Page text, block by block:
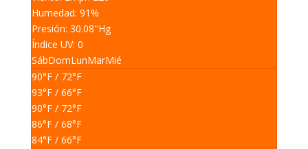
Humedad: 91%
Presión: 30.08"Hg
Índice UV: 0
SábDomLunMarMié
90°F/ 72°F
93°F/ 66°F
90°F/ 72°F
86°F/ 68°F
84°F/ 66°F